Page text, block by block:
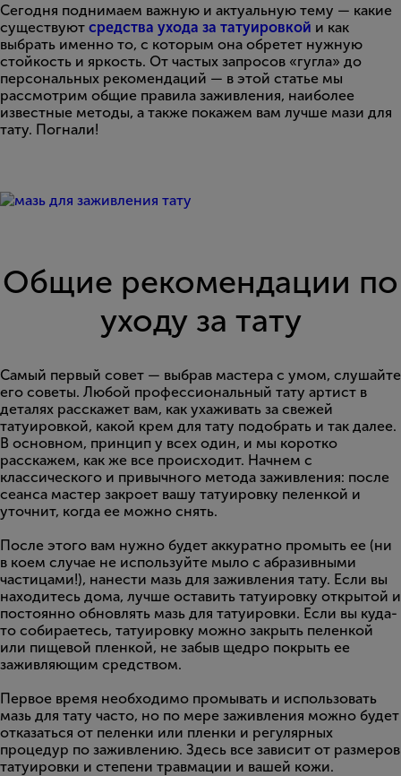
Сегодня поднимаем важную и актуальную тему — какие
существуют средства ухода за татуировкой и как
выбрать именно то, с которым она обретет нужную
стойкость и яркость. От частых запросов «гугла» до
персональных рекомендаций — в этой статье мы
рассмотрим общие правила заживления, наиболее
известные методы, а также покажем вам лучше мази для
тату. Погнали!
Общие рекомендации по
уходу за тату
Самый первый совет — выбрав мастера с умом, слушайте
его советы. Любой профессиональный тату артист в
деталях расскажет вам, как ухаживать за свежей
татуировкой, какой крем для тату подобрать и так далее.
В основном, принцип у всех один, и мы коротко
расскажем, как же все происходит. Начнем с
классического и привычного метода заживления: после
сеанса мастер закроет вашу татуировку пеленкой и
уточнит, когда ее можно снять.
После этого вам нужно будет аккуратно промыть ее (ни
в коем случае не используйте мыло с абразивными
частицами!), нанести мазь для заживления тату. Если вы
находитесь дома, лучше оставить татуировку открытой и
постоянно обновлять мазь для татуировки. Если вы куда-
то собираетесь, татуировку можно закрыть пеленкой
или пищевой пленкой, не забыв щедро покрыть ее
заживляющим средством.
Первое время необходимо промывать и использовать
мазь для тату часто, но по мере заживления можно будет
отказаться от пеленки или пленки и регулярных
процедур по заживлению. Здесь все зависит от размеров
татуировки и степени травмации и вашей кожи.